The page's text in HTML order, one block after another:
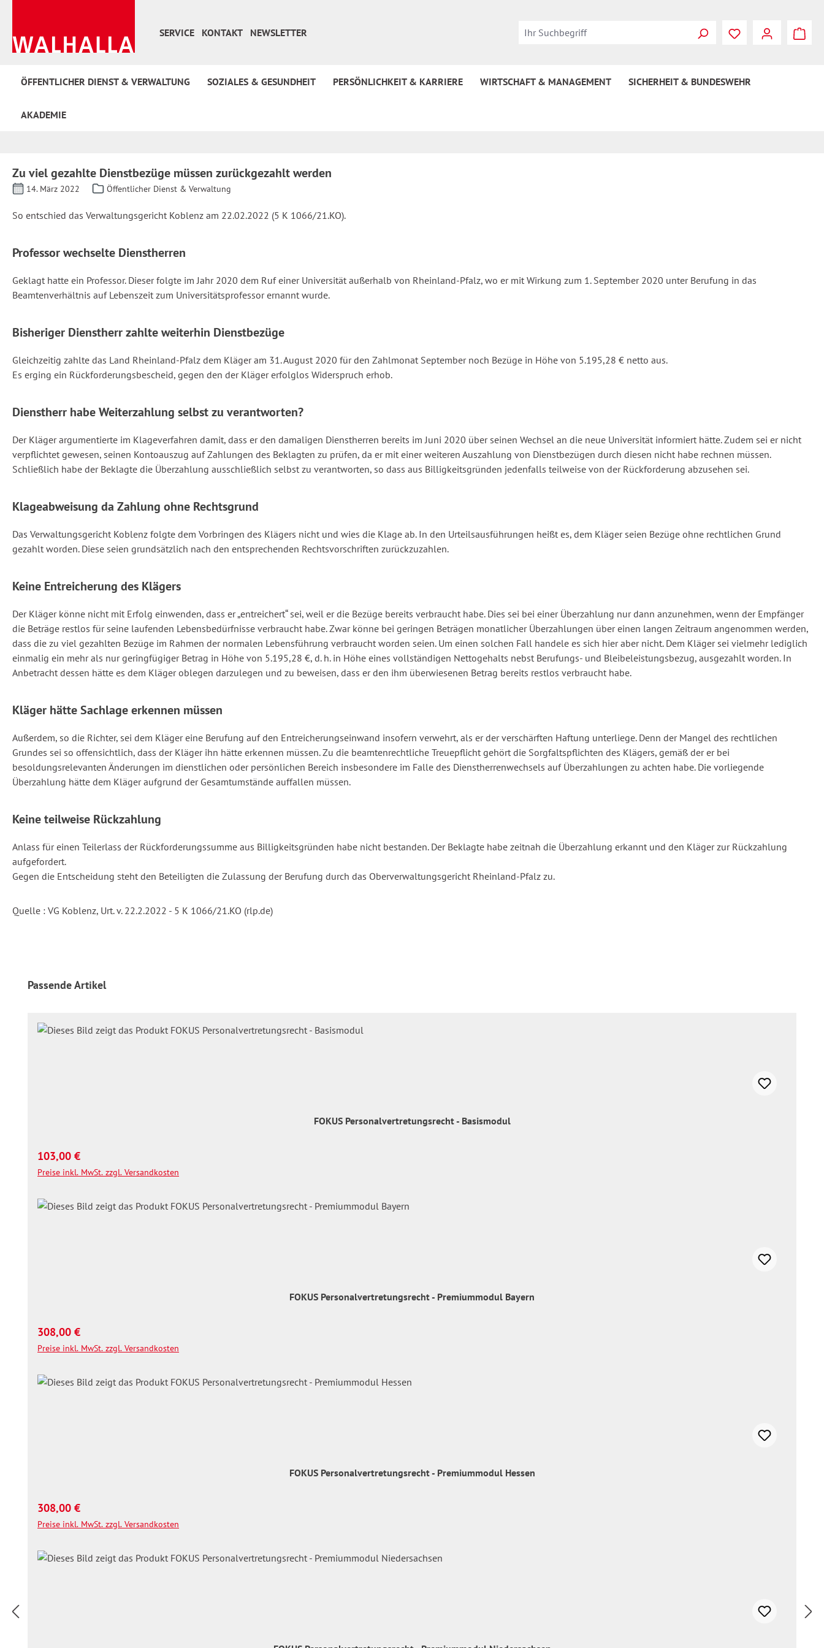
SERVICE
KONTAKT NEWSLETTER
ÖFFENTLICHER DIENST & VERWALTUNG SOZIALES & GESUNDHEIT PERSÖNLICHKEIT & KARRIERE WIRTSCHAFT & MANAGEMENT SICHERHEIT & BUNDESWEHR
AKADEMIE
Zu viel gezahlte Dienstbezüge müssen zurückgezahlt werden
14. März 2022 Öffentlicher Dienst & Verwaltung
So entschied das Verwaltungsgericht Koblenz am 22.02.2022 (5 K 1066/21.KO).
Professor wechselte Dienstherren
Geklagt hatte ein Professor. Dieser folgte im Jahr 2020 dem Ruf einer Universität außerhalb von Rheinland-Pfalz, wo er mit Wirkung zum 1. September 2020 unter Berufung in das
Beamtenverhältnis auf Lebenszeit zum Universitätsprofessor ernannt wurde.
Bisheriger Dienstherr zahlte weiterhin Dienstbezüge
Gleichzeitig zahlte das Land Rheinland-Pfalz dem Kläger am 31. August 2020 für den Zahlmonat September noch Bezüge in Höhe von 5.195,28 € netto aus.
Es erging ein Rückforderungsbescheid, gegen den der Kläger erfolglos Widerspruch erhob.
Dienstherr habe Weiterzahlung selbst zu verantworten?
Der Kläger argumentierte im Klageverfahren damit, dass er den damaligen Dienstherren bereits im Juni 2020 über seinen Wechsel an die neue Universität informiert hätte. Zudem sei er nicht
verpflichtet gewesen, seinen Kontoauszug auf Zahlungen des Beklagten zu prüfen, da er mit einer weiteren Auszahlung von Dienstbezügen durch diesen nicht habe rechnen müssen.
Schließlich habe der Beklagte die Überzahlung ausschließlich selbst zu verantworten, so dass aus Billigkeitsgründen jedenfalls teilweise von der Rückforderung abzusehen sei.
Klageabweisung da Zahlung ohne Rechtsgrund
Das Verwaltungsgericht Koblenz folgte dem Vorbringen des Klägers nicht und wies die Klage ab. In den Urteilsausführungen heißt es, dem Kläger seien Bezüge ohne rechtlichen Grund
gezahlt worden. Diese seien grundsätzlich nach den entsprechenden Rechtsvorschriften zurückzuzahlen.
Keine Entreicherung des Klägers
Der Kläger könne nicht mit Erfolg einwenden, dass er „entreichert“ sei, weil er die Bezüge bereits verbraucht habe. Dies sei bei einer Überzahlung nur dann anzunehmen, wenn der Empfänger
die Beträge restlos für seine laufenden Lebensbedürfnisse verbraucht habe. Zwar könne bei geringen Beträgen monatlicher Überzahlungen über einen langen Zeitraum angenommen werden,
dass die zu viel gezahlten Bezüge im Rahmen der normalen Lebensführung verbraucht worden seien. Um einen solchen Fall handele es sich hier aber nicht. Dem Kläger sei vielmehr lediglich
einmalig ein mehr als nur geringfügiger Betrag in Höhe von 5.195,28 €, d. h. in Höhe eines vollständigen Nettogehalts nebst Berufungs- und Bleibeleistungsbezug, ausgezahlt worden. In
Anbetracht dessen hätte es dem Kläger oblegen darzulegen und zu beweisen, dass er den ihm überwiesenen Betrag bereits restlos verbraucht habe.
Kläger hätte Sachlage erkennen müssen
Außerdem, so die Richter, sei dem Kläger eine Berufung auf den Entreicherungseinwand insofern verwehrt, als er der verschärften Haftung unterliege. Denn der Mangel des rechtlichen
Grundes sei so offensichtlich, dass der Kläger ihn hätte erkennen müssen. Zu die beamtenrechtliche Treuepflicht gehört die Sorgfaltspflichten des Klägers, gemäß der er bei
besoldungsrelevanten Änderungen im dienstlichen oder persönlichen Bereich insbesondere im Falle des Dienstherrenwechsels auf Überzahlungen zu achten habe. Die vorliegende
Überzahlung hätte dem Kläger aufgrund der Gesamtumstände auffallen müssen.
Keine teilweise Rückzahlung
Anlass für einen Teilerlass der Rückforderungssumme aus Billigkeitsgründen habe nicht bestanden. Der Beklagte habe zeitnah die Überzahlung erkannt und den Kläger zur Rückzahlung
aufgefordert.
Gegen die Entscheidung steht den Beteiligten die Zulassung der Berufung durch das Oberverwaltungsgericht Rheinland-Pfalz zu.
Quelle : VG Koblenz, Urt. v. 22.2.2022 - 5 K 1066/21.KO (rlp.de)
Produktgalerie überspringen
Passende Artikel
FOKUS Personalvertretungsrecht - Basismodul
Regulärer Preis:
103,00 €
Preise inkl. MwSt. zzgl. Versandkosten
FOKUS Personalvertretungsrecht - Premiummodul Bayern
Regulärer Preis:
308,00 €
Preise inkl. MwSt. zzgl. Versandkosten
FOKUS Personalvertretungsrecht - Premiummodul Hessen
Regulärer Preis:
308,00 €
Preise inkl. MwSt. zzgl. Versandkosten